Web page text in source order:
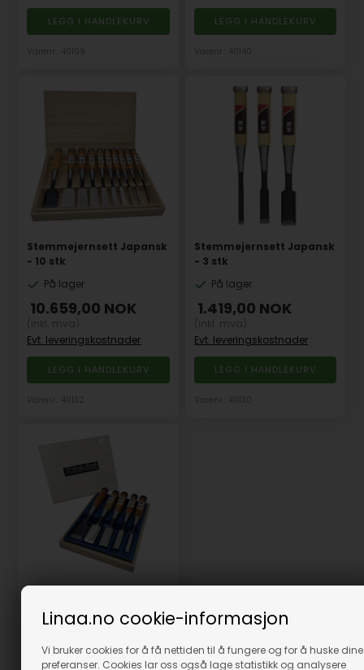
Linaa.no cookie-informasjon
Vi bruker cookies for å få nettiden til å fungere og for å huske dine
preferanser. Cookies lar oss også lage statistikk og analysere
Stemmejernsett Japansk
- 10 stk
På lager
10.659,00 NOK
Evt. leveringskostnader
Stemmejernsett Japansk
- 3 stk
På lager
1.419,00 NOK
Evt. leveringskostnader
- 5 stk
5.069,00NOK